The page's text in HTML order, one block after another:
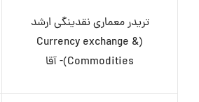
تریدر معماری نقدینگی ارشد
(Currency exchange &
Commodities)- آقا